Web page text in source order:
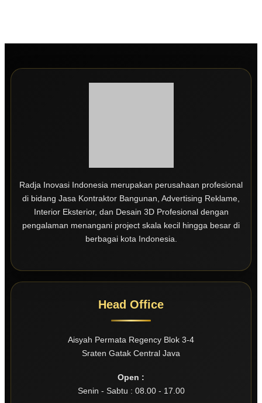
Radja Inovasi Indonesia merupakan perusahaan profesional
di bidang Jasa Kontraktor Bangunan, Advertising Reklame,
Interior Eksterior, dan Desain 3D Profesional dengan
pengalaman menangani project skala kecil hingga besar di
berbagai kota Indonesia.
Head Office
Aisyah Permata Regency Blok 3-4
Sraten Gatak Central Java
Open :
Senin - Sabtu : 08.00 - 17.00